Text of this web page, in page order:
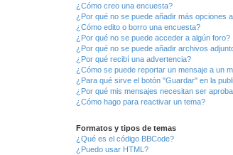
¿Cómo creo una encuesta?
¿Por qué no se puede añadir más opciones
¿Cómo edito o borro una encuesta?
¿Por qué no se puede acceder a algún foro?
¿Por qué no se puede añadir archivos
¿Por qué recibí una advertencia?
¿Cómo se puede reportar un mensaje a un
¿Para qué sirve el botón "Guardar" en la
¿Por qué mis mensajes necesitan ser
¿Cómo hago para reactivar un tema?
Formatos y tipos de temas
¿Qué es el código BBCode?
¿Puedo usar HTML?